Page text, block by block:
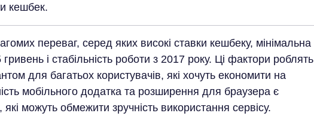
кешбек.
переваг, серед яких високі ставки кешбеку, мінімальна
і стабільність роботи з 2017 року. Ці фактори роблять
для багатьох користувачів, які хочуть економити на
мобільного додатка та розширення для браузера є
можуть обмежити зручність використання сервісу.